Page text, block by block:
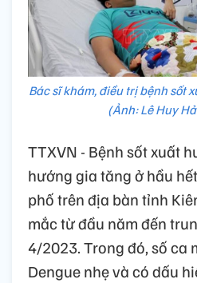
Bác sĩ khám, điều trị bệnh sốt
(Ảnh: Lê Huy
TTXVN - Bệnh sốt xuất
hướng gia tăng ở hầu
phố trên địa bàn tỉnh
mắc từ đầu năm đến
4/2023. Trong đó, số ca
Dengue nhẹ và có dấu